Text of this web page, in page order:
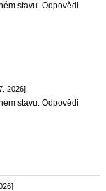
stavu. Odpovědi
2026]
stavu. Odpovědi